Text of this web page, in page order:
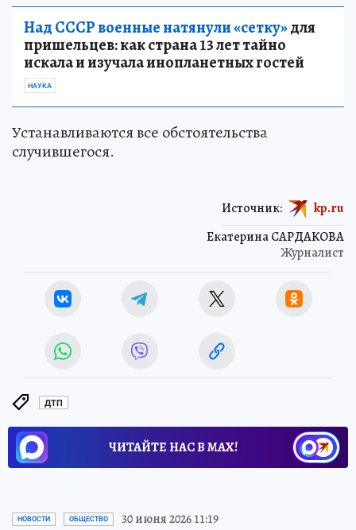
Над СССР военные натянули «сетку»для
пришельцев: как страна 13 лет тайно
искала и изучала инопланетных гостей
НАУКА
Устанавливаются все обстоятельства
случившегося.
Екатерина САРДАКОВА
Журналист
Источник: kp.ru
ДТП
ЧИТАЙТЕ НАС В МАХ!
НОВОСТИ ОБЩЕСТВО 30 июня 2026 11:19